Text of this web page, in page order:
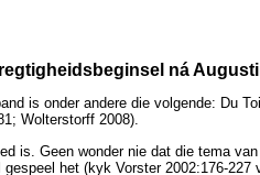
ná
is onder andere die volgende: Du
Wolterstorff 2008).
is. Geen wonder nie dat die tema
het (kyk Vorster 2002:176-227